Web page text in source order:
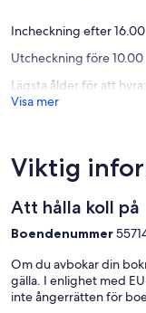
- Barnsäng: 1
- Barnstol: 1
Incheckning efter 16.00
Utcheckning före 10.00
Lägsta ålder för att
Visa mer
Viktig
Att hålla koll på
Boendenummer
Om du avbokar din
gälla. I enlighet med
inte ångerrätten för